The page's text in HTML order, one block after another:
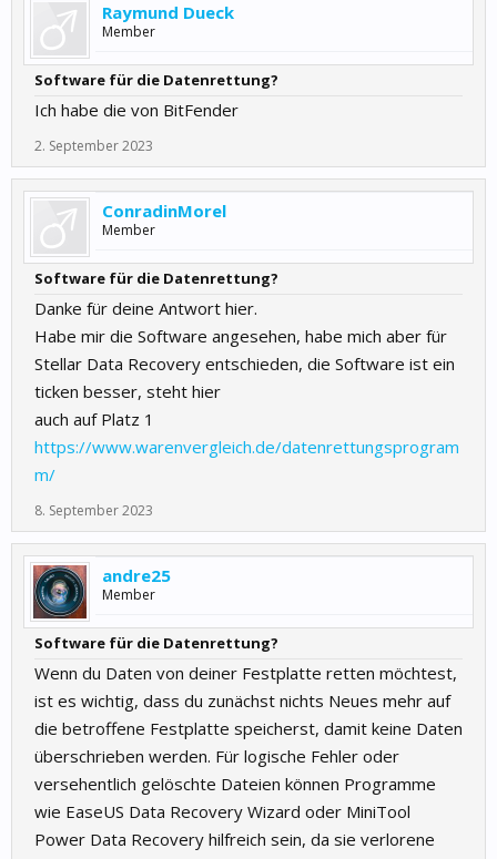
Raymund Dueck
Member
Software für die Datenrettung?
Ich habe die von BitFender
2. September 2023
ConradinMorel
Member
Software für die Datenrettung?
Danke für deine Antwort hier.
Habe mir die Software angesehen, habe mich aber für
Stellar Data Recovery entschieden, die Software ist ein
ticken besser, steht hier
auch auf Platz 1
https://www.warenvergleich.de/datenrettungsprogram
m/
8. September 2023
andre25
Member
Software für die Datenrettung?
Wenn du Daten von deiner Festplatte retten möchtest,
ist es wichtig, dass du zunächst nichts Neues mehr auf
die betroffene Festplatte speicherst, damit keine Daten
überschrieben werden. Für logische Fehler oder
versehentlich gelöschte Dateien können Programme
wie EaseUS Data Recovery Wizard oder MiniTool
Power Data Recovery hilfreich sein, da sie verlorene